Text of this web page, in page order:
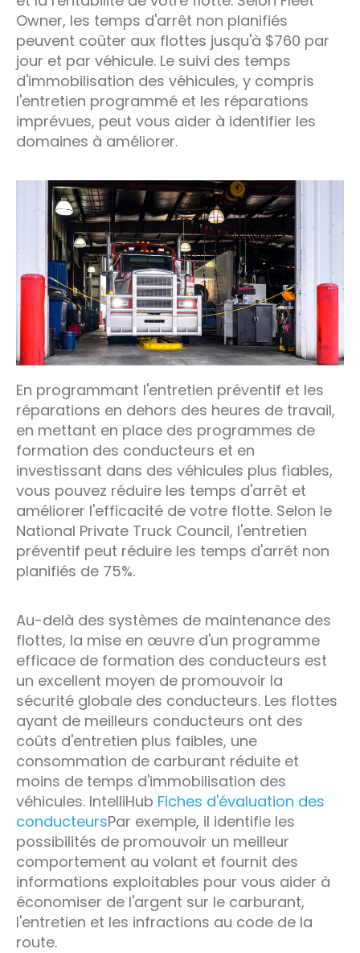
Owner, les temps d'arrêt non planifiés
peuvent coûter aux flottes jusqu'à $760 par
jour et par véhicule. Le suivi des temps
d'immobilisation des véhicules, y compris
l'entretien programmé et les réparations
imprévues, peut vous aider à identifier les
domaines à améliorer.
En programmant l'entretien préventif et les
réparations en dehors des heures de travail,
en mettant en place des programmes de
formation des conducteurs et en
investissant dans des véhicules plus fiables,
vous pouvez réduire les temps d'arrêt et
améliorer l'efficacité de votre flotte. Selon le
National Private Truck Council, l'entretien
préventif peut réduire les temps d'arrêt non
planifiés de 75%.
Au-delà des systèmes de maintenance des
flottes, la mise en œuvre d'un programme
efficace de formation des conducteurs est
un excellent moyen de promouvoir la
sécurité globale des conducteurs. Les flottes
ayant de meilleurs conducteurs ont des
coûts d'entretien plus faibles, une
consommation de carburant réduite et
moins de temps d'immobilisation des
véhicules. IntelliHub Fiches d'évaluation des
conducteursPar exemple, il identifie les
possibilités de promouvoir un meilleur
comportement au volant et fournit des
informations exploitables pour vous aider à
économiser de l'argent sur le carburant,
l'entretien et les infractions au code de la
route.